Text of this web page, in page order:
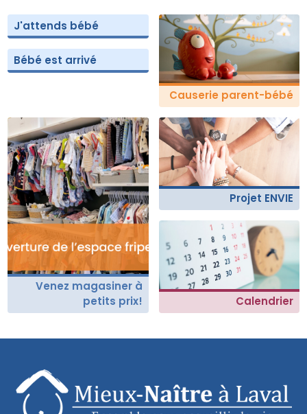
J'attends bébé
Bébé est arrivé
Causerie parent-bébé
Projet ENVIE
Calendrier
Venez magasiner à
petits prix!